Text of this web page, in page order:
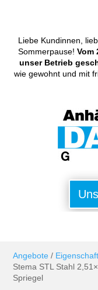
Liebe Kundinnen,
Sommerpause! Vom
unser Betrieb
wie gewohnt und mit
Angebote /
Stema STL Stahl
Spriegel